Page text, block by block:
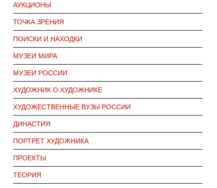
АУКЦИОНЫ
ТОЧКА ЗРЕНИЯ
ПОИСКИ И НАХОДКИ
МУЗЕИ МИРА
МУЗЕИ РОССИИ
ХУДОЖНИК О ХУДОЖНИКЕ
ХУДОЖЕСТВЕННЫЕ ВУЗЫ РОССИИ
ДИНАСТИЯ
ПОРТРЕТ ХУДОЖНИКА
ПРОЕКТЫ
ТЕОРИЯ